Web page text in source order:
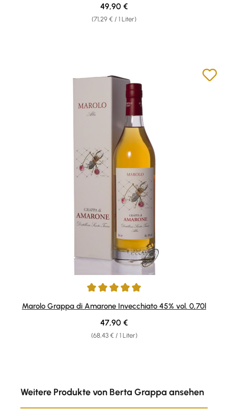
(71,29 € / 1 Liter)
Regulärer Preis:
49,90 €
Durchschnittliche Bewertung von 5 von 5 Sternen
Marolo Grappa di Amarone Invecchiato 45% vol. 0,70l
(68,43 € / 1 Liter)
Regulärer Preis:
47,90 €
Weitere Produkte von Berta Grappa ansehen